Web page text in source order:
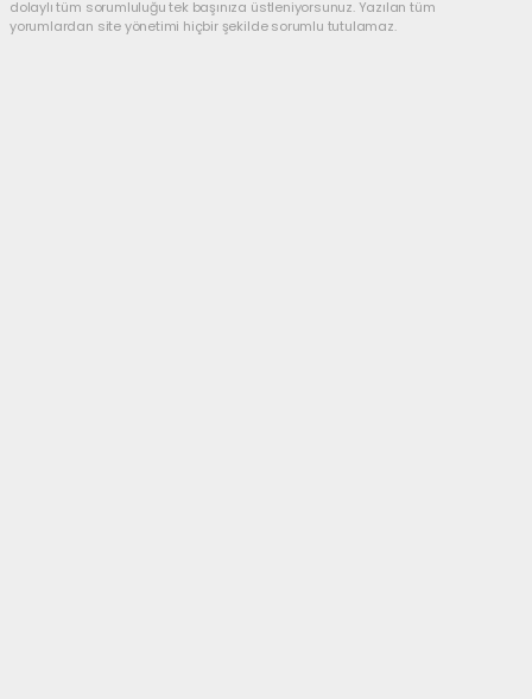
dolaylı tüm sorumluluğu tek başınıza üstleniyorsunuz. Yazılan tüm
yorumlardan site yönetimi hiçbir şekilde sorumlu tutulamaz.